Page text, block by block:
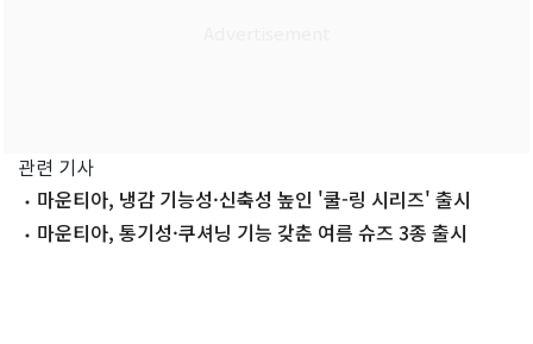
관련 기사
마운티아, 냉감 기능성·신축성 높인 '쿨-링 시리즈' 출시
마운티아, 통기성·쿠셔닝 기능 갖춘 여름 슈즈 3종 출시